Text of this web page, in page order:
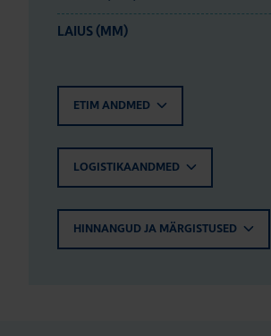
LAIUS (MM)
ETIM ANDMED
LOGISTIKAANDMED
HINNANGUD JA MÄRGISTUSED